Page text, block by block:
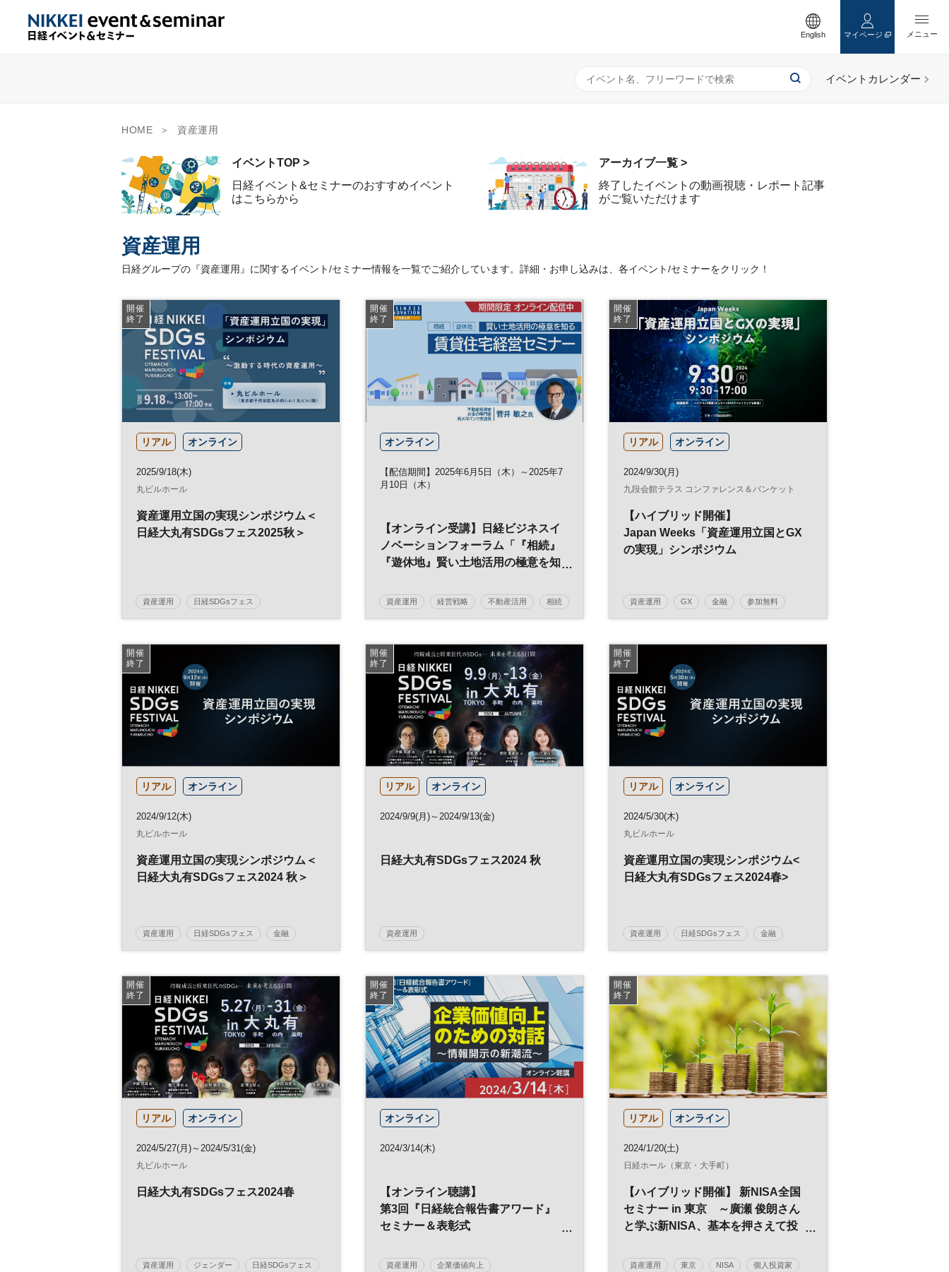
English マイページ
HOME 資産運用
イベントTOP >
日経イベント&セミナーのおすすめイベント
はこちらから
アーカイブ一覧 >
終了したイベントの動画視聴・レポート記事
がご覧いただけます
資産運用
日経グループの『資産運用』に関するイベント/セミナー情報を一覧でご紹介しています。詳細・お申し込みは、各イベント/セミナーをクリック！
開催
終了
リアル オンライン
2025/9/18(木)
丸ビルホール
資産運用立国の実現シンポジウム＜
日経大丸有SDGsフェス2025秋＞
資産運用 日経SDGsフェス
開催
終了
オンライン
【配信期間】2025年6月5日（木）～2025年7
月10日（木）
【オンライン受講】日経ビジネスイ
ノベーションフォーラム「『相続』
『遊休地』賢い土地活用の極意を知
資産運用 経営戦略 不動産活用 相続
日経ビジネスイノベーションフォーラム
開催
終了
リアル オンライン
2024/9/30(月)
九段会館テラス コンファレンス＆バンケット
【ハイブリッド開催】
Japan Weeks「資産運用立国とGX
の実現」シンポジウム
資産運用 GX 金融 参加無料
開催
終了
リアル オンライン
2024/9/12(木)
丸ビルホール
資産運用立国の実現シンポジウム＜
日経大丸有SDGsフェス2024 秋＞
資産運用 日経SDGsフェス 金融
開催
終了
リアル オンライン
2024/9/9(月)～2024/9/13(金)
日経大丸有SDGsフェス2024 秋
資産運用
サーキュラーエコノミー ジェンダー
日経SDGsフェス 日経SDGsフォーラム
ESG SDGs
日経社会イノベーションフォーラム 参加無料
開催
終了
リアル オンライン
2024/5/30(木)
丸ビルホール
資産運用立国の実現シンポジウム<
日経大丸有SDGsフェス2024春>
資産運用 日経SDGsフェス 金融
開催
終了
リアル オンライン
2024/5/27(月)～2024/5/31(金)
丸ビルホール
日経大丸有SDGsフェス2024春
資産運用 ジェンダー 日経SDGsフェス
開催
終了
オンライン
2024/3/14(木)
【オンライン聴講】
第3回『日経統合報告書アワード』
セミナー＆表彰式
開示の新潮流～」
資産運用 企業価値向上
開催
終了
リアル オンライン
2024/1/20(土)
日経ホール（東京・大手町）
【ハイブリッド開催】 新NISA全国
セミナー in 東京 ～廣瀬 俊朗さん
と学ぶ新NISA、基本を押さえて投
資産運用 東京 NISA 個人投資家